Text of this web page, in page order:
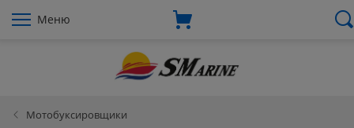
Меню
Мотобуксировщики